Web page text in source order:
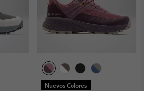
Nuevos Colores